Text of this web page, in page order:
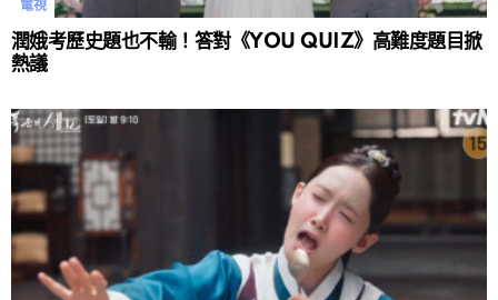
電視
潤娥考歷史題也不輸！答對《YOU QUIZ》高難度題目掀
熱議